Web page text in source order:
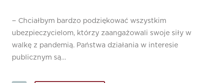
− Chciałbym bardzo podziękować wszystkim
ubezpieczycielom, którzy zaangażowali swoje siły w
walkę z pandemią. Państwa działania w interesie
publicznym są…